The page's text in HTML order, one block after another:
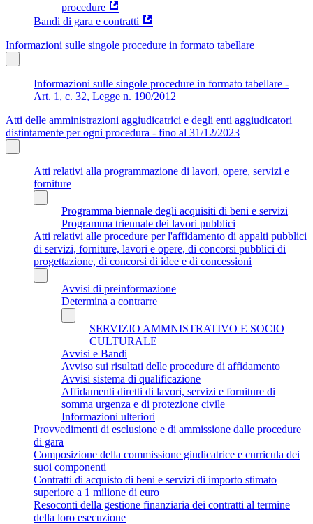
procedure
Bandi di gara e contratti
Informazioni sulle singole procedure in formato tabellare
Informazioni sulle singole procedure in formato tabellare -
Art. 1, c. 32, Legge n. 190/2012
Atti delle amministrazioni aggiudicatrici e degli enti aggiudicatori
distintamente per ogni procedura - fino al 31/12/2023
Atti relativi alla programmazione di lavori, opere, servizi e
forniture
Programma biennale degli acquisiti di beni e servizi
Programma triennale dei lavori pubblici
Atti relativi alle procedure per l'affidamento di appalti pubblici
di servizi, forniture, lavori e opere, di concorsi pubblici di
progettazione, di concorsi di idee e di concessioni
Avvisi di preinformazione
Determina a contrarre
SERVIZIO AMMNISTRATIVO E SOCIO
CULTURALE
Avvisi e Bandi
Avviso sui risultati delle procedure di affidamento
Avvisi sistema di qualificazione
Affidamenti diretti di lavori, servizi e forniture di
somma urgenza e di protezione civile
Informazioni ulteriori
Provvedimenti di esclusione e di ammissione dalle procedure
di gara
Composizione della commissione giudicatrice e curricula dei
suoi componenti
Contratti di acquisto di beni e servizi di importo stimato
superiore a 1 milione di euro
Resoconti della gestione finanziaria dei contratti al termine
della loro esecuzione